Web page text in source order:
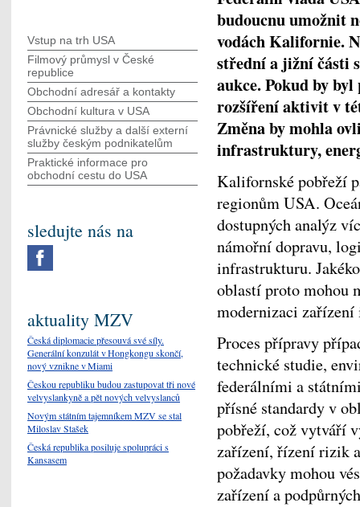
budoucnu umožnit
vodách Kalifornie.
střední a jižní části
aukce. Pokud by
rozšíření aktivit v
Změna by mohla
infrastruktury,
Kalifornské pobřeží
regionům USA.
dostupných analýz
námořní dopravu,
infrastrukturu.
oblastí proto mohou
modernizaci zařízení
Proces přípravy
technické studie,
federálními a
přísné standardy v
pobřeží, což vytváří
zařízení, řízení rizik
požadavky mohou
zařízení a
Vstup na trh USA
Filmový průmysl v České
republice
Obchodní adresář a kontakty
Obchodní kultura v USA
Právnické služby a další externí
služby českým podnikatelům
Praktické informace pro
obchodní cestu do USA
sledujte nás na
aktuality MZV
Česká diplomacie přesouvá své síly.
Generální konzulát v Hongkongu skončí,
nový vznikne v Miami
Českou republiku budou zastupovat tři nové
velvyslankyně a pět nových velvyslanců
Novým státním tajemníkem MZV se stal
Miloslav Stašek
Česká republika posiluje spolupráci s
Kansasem